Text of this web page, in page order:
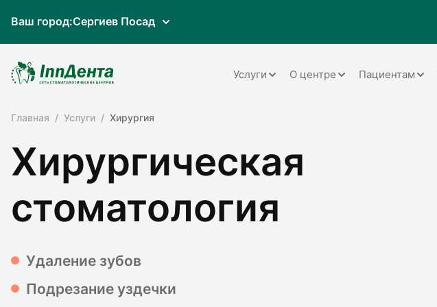
Ваш город:Сергиев Посад
Услуги
Имплантация
Ортодонтия
О центре Пациентам
Главная Услуги Хирургия
Хирургическая
стоматология
Удаление зубов
Подрезание уздечки